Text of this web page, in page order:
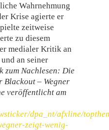
Wahrnehmung
Krise agierte er
zeitweise
zu diesem
medialer Kritik an
an seiner
zum Nachlesen: Die
Blackout – Wegner
veröffentlicht am
dpa_nt/afxline/
zeigt-wenig-